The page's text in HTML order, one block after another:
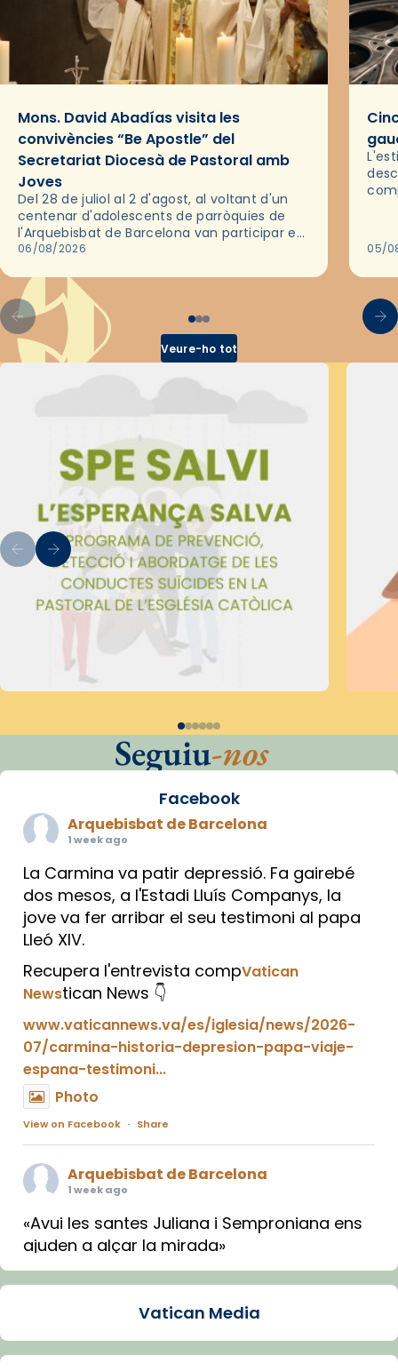
Mons. David Abadías visita les
convivències “Be Apostle” del
Secretariat Diocesà de Pastoral amb
Joves
Del 28 de juliol al 2 d'agost, al voltant d'un
centenar d'adolescents de parròquies de
l'Arquebisbat de Barcelona van participar en
les convivències Be Apostle, organitzades
06/08/2026 05/
Veure-ho tot
Seguiu-nos
Facebook
Arquebisbat de Barcelona
1 week ago
La Carmina va patir depressió. Fa gairebé
dos mesos, a l'Estadi Lluís Companys, la
jove va fer arribar el seu testimoni al papa
Lleó XIV.
Recupera l'entrevista compVatican
Newstican News 👇
www.vaticannews.va/es/iglesia/news/2026-
07/carmina-historia-depresion-papa-viaje-
espana-testimoni...
Photo
View on Facebook · Share
Arquebisbat de Barcelona
1 week ago
«Avui les santes Juliana i Semproniana ens
ajuden a alçar la mirada»
Mons. Sergi Gordo, bisbe de Tortosa, ha
Santes de Mataró.
🔗tinyurl.com/cvu5jmbk
Vatican Media